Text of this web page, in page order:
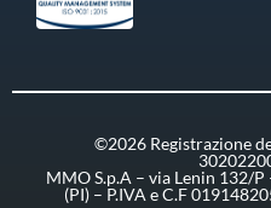
©2026 Registrazione
MMO S.p.A – via Lenin 132/
(PI) – P.IVA e C.F